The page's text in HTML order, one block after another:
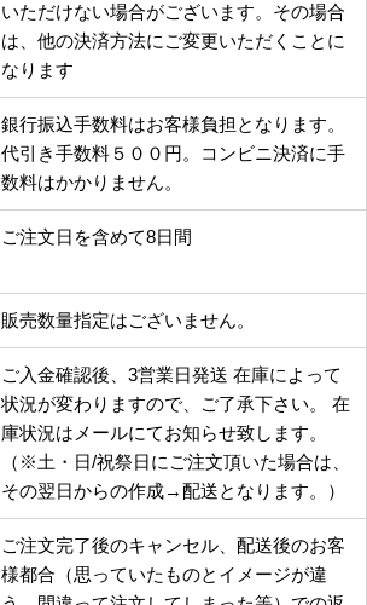
いただけない場合がございます。その場合
は、他の決済方法にご変更いただくことに
なります
銀行振込手数料はお客様負担となります。
代引き手数料５００円。コンビニ決済に手
数料はかかりません。
ご注文日を含めて8日間
販売数量指定はございません。
ご入金確認後、3営業日発送 在庫によって
状況が変わりますので、ご了承下さい。 在
庫状況はメールにてお知らせ致します。
（※土・日/祝祭日にご注文頂いた場合は、
その翌日からの作成→配送となります。）
ご注文完了後のキャンセル、配送後のお客
様都合（思っていたものとイメージが違